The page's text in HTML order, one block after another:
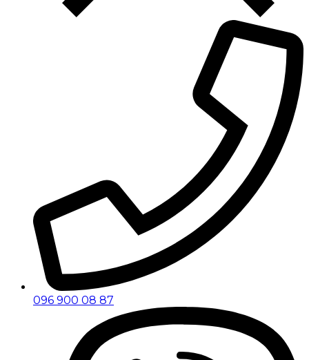
096 900 08 87